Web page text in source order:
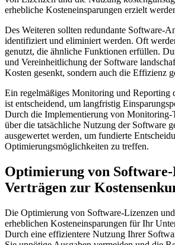
⁤erhebliche Kosteneinsparungen ‌erzielt
Des Weiteren sollten redundante Software-
identifiziert und‌ eliminiert werden. Oft‍
genutzt, die ähnliche Funktionen erfüllen.
und Vereinheitlichung der Software
Kosten gesenkt, sondern auch die Effizienz
Ein regelmäßiges Monitoring und ​Reporting
ist entscheidend, um langfristig
Durch ⁤die Implementierung von⁣ Monitoring-
über ⁤die ‌tatsächliche Nutzung der Software
ausgewertet werden, um fundierte
Optimierungsmöglichkeiten⁣ zu treffen.
Optimierung von‍
Verträgen zur
Die Optimierung von ⁢Software-Lizenzen
erheblichen Kosteneinsparungen für Ihr
Durch eine effizientere Nutzung Ihrer